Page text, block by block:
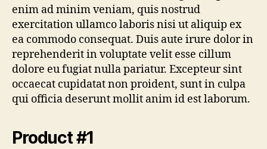
enim ad minim veniam, quis nostrud
exercitation ullamco laboris nisi ut aliquip ex
ea commodo consequat. Duis aute irure dolor in
reprehenderit in voluptate velit esse cillum
dolore eu fugiat nulla pariatur. Excepteur sint
occaecat cupidatat non proident, sunt in culpa
qui officia deserunt mollit anim id est laborum.
Product #1